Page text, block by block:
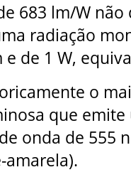
683 lm/W
radiação
e de 1 W,
o
que
onda de 555
amarela).